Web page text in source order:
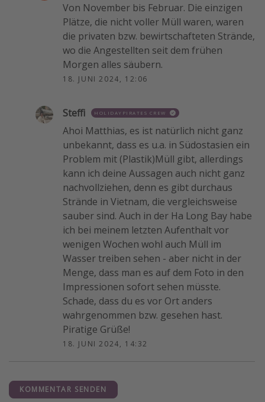
Von November bis Februar. Die einzigen
Plätze, die nicht voller Müll waren, waren
die privaten bzw. bewirtschafteten Strände,
wo die Angestellten seit dem frühen
Morgen alles säubern.
18. JUNI 2024, 12:06
Steffi HOLIDAYPIRATES CREW
Ahoi Matthias, es ist natürlich nicht ganz
unbekannt, dass es u.a. in Südostasien ein
Problem mit (Plastik)Müll gibt, allerdings
kann ich deine Aussagen auch nicht ganz
nachvollziehen, denn es gibt durchaus
Strände in Vietnam, die vergleichsweise
sauber sind. Auch in der Ha Long Bay habe
ich bei meinem letzten Aufenthalt vor
wenigen Wochen wohl auch Müll im
Wasser treiben sehen - aber nicht in der
Menge, dass man es auf dem Foto in den
Impressionen sofort sehen müsste.
Schade, dass du es vor Ort anders
wahrgenommen bzw. gesehen hast.
Piratige Grüße!
18. JUNI 2024, 14:32
KOMMENTAR SENDEN